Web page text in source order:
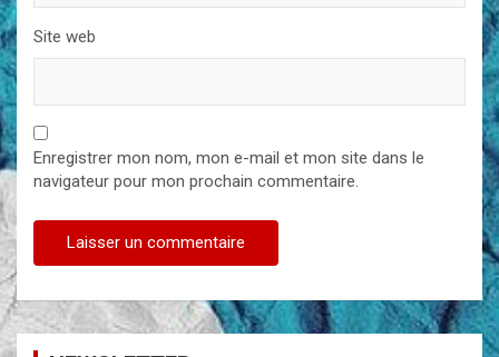
Site web
Enregistrer mon nom, mon e-mail et mon site dans le
navigateur pour mon prochain commentaire.